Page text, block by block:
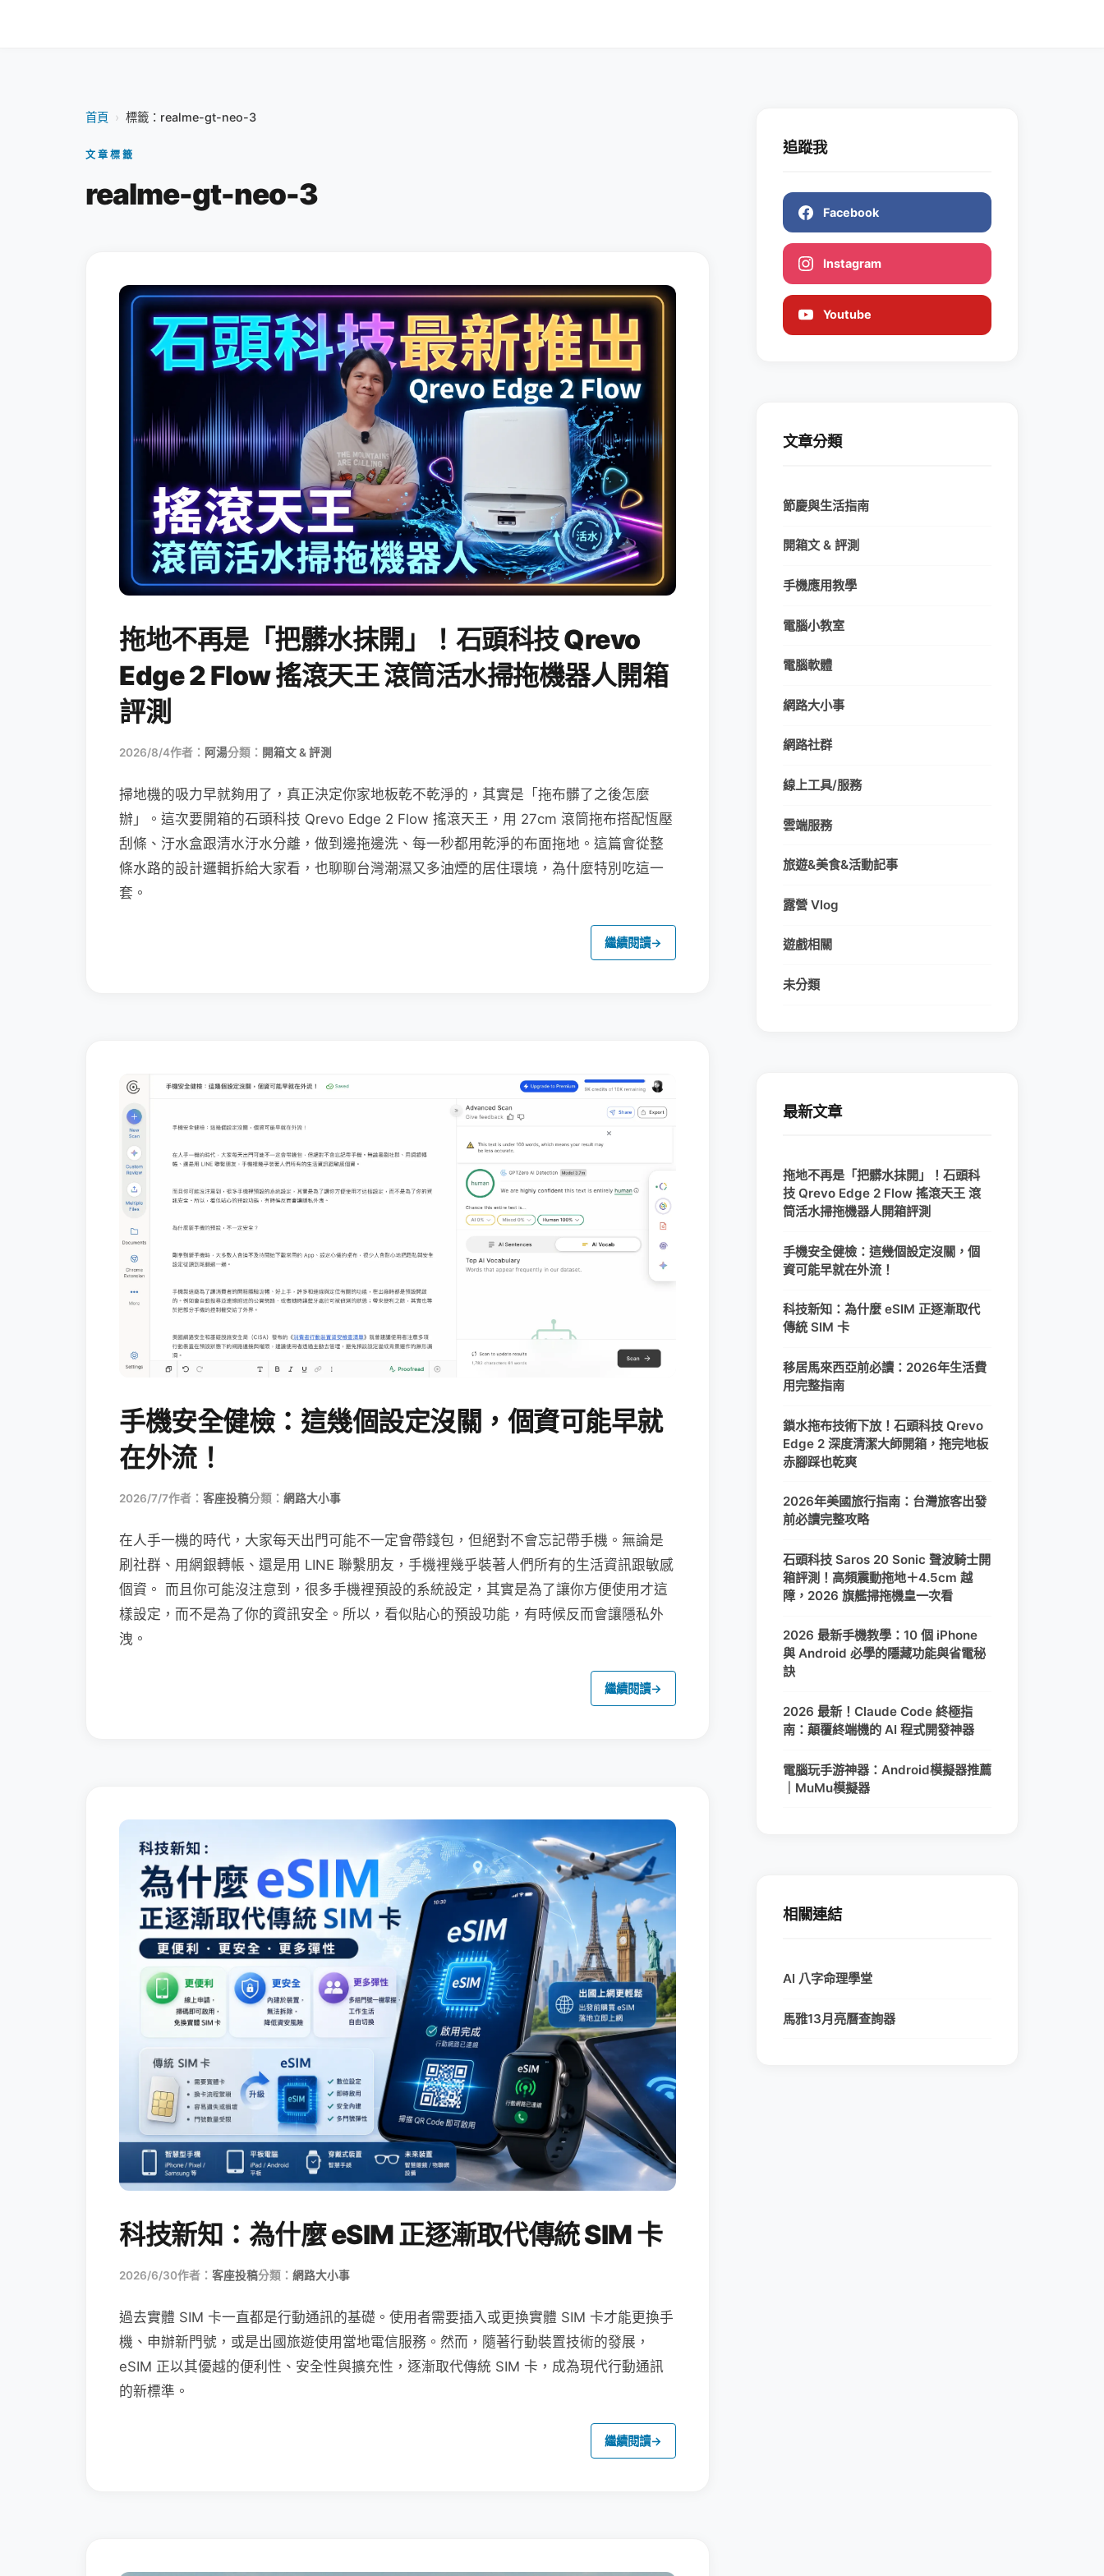
首頁 › 標籤：realme-gt-neo-3
文章標籤
realme-gt-neo-3
拖地不再是「把髒水抹開」！石頭科技 Qrevo
Edge 2 Flow 搖滾天王 滾筒活水掃拖機器人開箱
評測
2026/8/4作者： 阿湯分類： 開箱文 & 評測
掃地機的吸力早就夠用了，真正決定你家地板乾不乾淨的，其實是「拖布髒了之後怎麼
辦」。這次要開箱的石頭科技 Qrevo Edge 2 Flow 搖滾天王，用 27cm 滾筒拖布搭配恆壓
刮條、汙水盒跟清水汙水分離，做到邊拖邊洗、每一秒都用乾淨的布面拖地。這篇會從整
條水路的設計邏輯拆給大家看，也聊聊台灣潮濕又多油煙的居住環境，為什麼特別吃這一
套。
繼續閱讀→
手機安全健檢：這幾個設定沒關，個資可能早就
在外流！
2026/7/7作者： 客座投稿分類： 網路大小事
在人手一機的時代，大家每天出門可能不一定會帶錢包，但絕對不會忘記帶手機。無論是
刷社群、用網銀轉帳、還是用 LINE 聯繫朋友，手機裡幾乎裝著人們所有的生活資訊跟敏感
個資。 而且你可能沒注意到，很多手機裡預設的系統設定，其實是為了讓你方便使用才這
樣設定，而不是為了你的資訊安全。所以，看似貼心的預設功能，有時候反而會讓隱私外
洩。
繼續閱讀→
科技新知：為什麼 eSIM 正逐漸取代傳統 SIM 卡
2026/6/30作者： 客座投稿分類： 網路大小事
過去實體 SIM 卡一直都是行動通訊的基礎。使用者需要插入或更換實體 SIM 卡才能更換手
機、申辦新門號，或是出國旅遊使用當地電信服務。然而，隨著行動裝置技術的發展，
eSIM 正以其優越的便利性、安全性與擴充性，逐漸取代傳統 SIM 卡，成為現代行動通訊
的新標準。
繼續閱讀→
追蹤我
Facebook
Instagram
Youtube
文章分類
節慶與生活指南
開箱文 & 評測
手機應用教學
電腦小教室
電腦軟體
網路大小事
網路社群
線上工具/服務
雲端服務
旅遊&美食&活動記事
露營 Vlog
遊戲相關
未分類
最新文章
拖地不再是「把髒水抹開」！石頭科
技 Qrevo Edge 2 Flow 搖滾天王 滾
筒活水掃拖機器人開箱評測
手機安全健檢：這幾個設定沒關，個
資可能早就在外流！
科技新知：為什麼 eSIM 正逐漸取代
傳統 SIM 卡
移居馬來西亞前必讀：2026年生活費
用完整指南
鎖水拖布技術下放！石頭科技 Qrevo
Edge 2 深度清潔大師開箱，拖完地板
赤腳踩也乾爽
2026年美國旅行指南：台灣旅客出發
前必讀完整攻略
石頭科技 Saros 20 Sonic 聲波騎士開
箱評測！高頻震動拖地＋4.5cm 越
障，2026 旗艦掃拖機皇一次看
2026 最新手機教學：10 個 iPhone
與 Android 必學的隱藏功能與省電秘
訣
2026 最新！Claude Code 終極指
南：顛覆終端機的 AI 程式開發神器
電腦玩手游神器：Android模擬器推薦
｜MuMu模擬器
相關連結
AI 八字命理學堂
馬雅13月亮曆查詢器